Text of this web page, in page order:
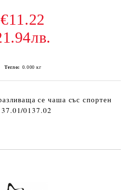
€11.22
Тегло: 0.000 кг
се чаша със спортен
0137.02